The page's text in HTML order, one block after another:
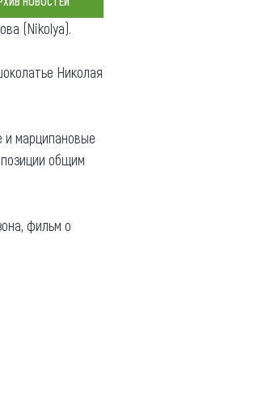
Коллекция впечатлений
(Nikolya).
Николая
и марципановые
общим
фильм о